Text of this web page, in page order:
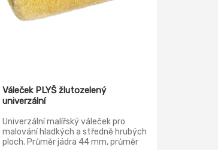
Váleček PLYŠ žlutozelený
univerzální
Univerzální malířský váleček pro
malování hladkých a středně hrubých
ploch. Průměr jádra 44 mm, průměr